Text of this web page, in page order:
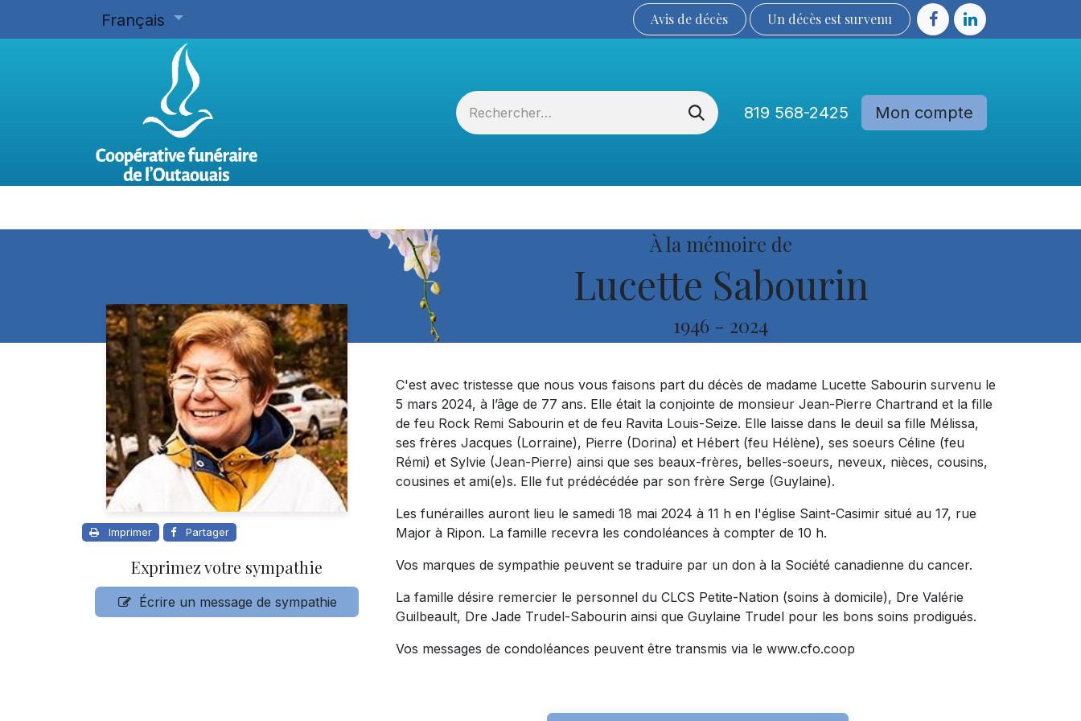
Français Avis de décès Un décès est sur​​​​​​​​ve​nu​​​​​​​​​​
819 568-2425 Mon compte
À la mémoire de
Lucette Sabourin
1946 - 2024
Imprimer Partager
Exprimez votre sympathie
Écrire un message de sympathie
C'est avec tristesse que nous vous faisons part du décès de madame Lucette Sabourin survenu le
5 mars 2024, à l’âge de 77 ans. Elle était la conjointe de monsieur Jean-Pierre Chartrand et la fille
de feu Rock Remi Sabourin et de feu Ravita Louis-Seize. Elle laisse dans le deuil sa fille Mélissa,
ses frères Jacques (Lorraine), Pierre (Dorina) et Hébert (feu Hélène), ses soeurs Céline (feu
Rémi) et Sylvie (Jean-Pierre) ainsi que ses beaux-frères, belles-soeurs, neveux, nièces, cousins,
cousines et ami(e)s. Elle fut prédécédée par son frère Serge (Guylaine).
Les funérailles auront lieu le samedi 18 mai 2024 à 11 h en l'église Saint-Casimir situé au 17, rue
Major à Ripon. La famille recevra les condoléances à compter de 10 h.
Vos marques de sympathie peuvent se traduire par un don à la Société canadienne du cancer.
La famille désire remercier le personnel du CLCS Petite-Nation (soins à domicile), Dre Valérie
Guilbeault, Dre Jade Trudel-Sabourin ainsi que Guylaine Trudel pour les bons soins prodigués.
Vos messages de condoléances peuvent être transmis via le www.cfo.coop